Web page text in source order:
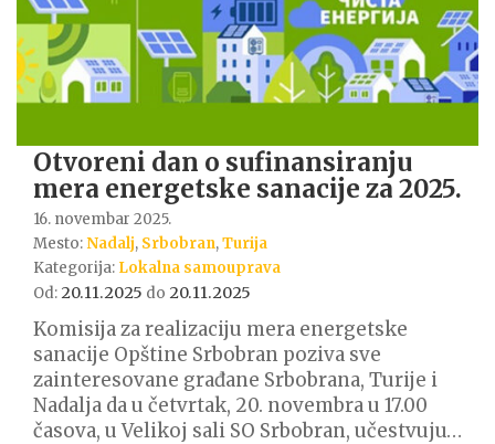
Otvoreni dan o sufinansiranju
mera energetske sanacije za 2025.
16. novembar 2025.
Mesto:Nadalj, Srbobran,Turija
Kategorija: Lokalna samouprava
Od: 20.11.2025 do 20.11.2025
Komisija za realizaciju mera energetske
sanacije Opštine Srbobran poziva sve
zainteresovane građane Srbobrana, Turije i
Nadalja da u četvrtak, 20. novembra u 17.00
časova, u Velikoj sali SO Srbobran, učestvuju…